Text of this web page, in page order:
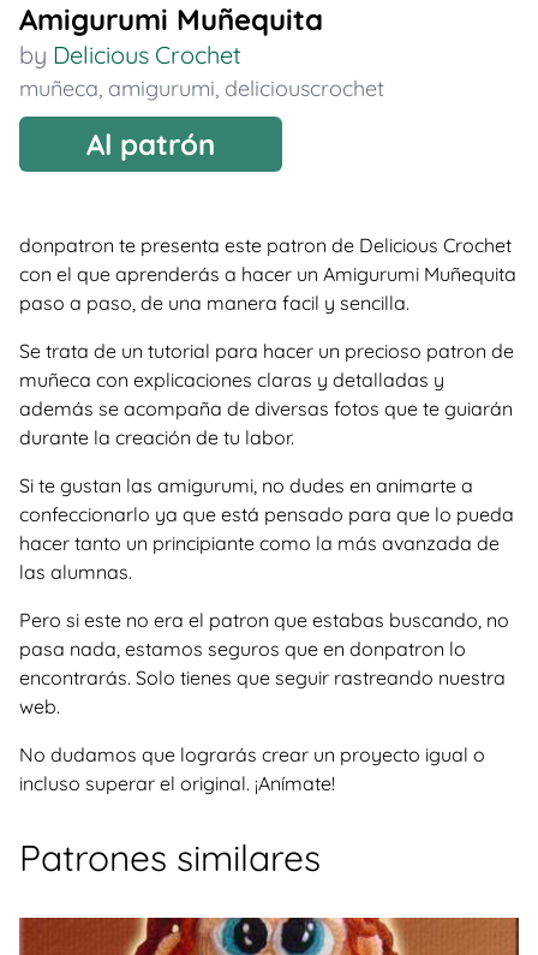
Amigurumi Muñequita
by Delicious Crochet
muñeca, amigurumi, deliciouscrochet
Al patrón
donpatron te presenta este patron de Delicious Crochet
con el que aprenderás a hacer un Amigurumi Muñequita
paso a paso, de una manera facil y sencilla.
Se trata de un tutorial para hacer un precioso patron de
muñeca con explicaciones claras y detalladas y
además se acompaña de diversas fotos que te guiarán
durante la creación de tu labor.
Si te gustan las amigurumi, no dudes en animarte a
confeccionarlo ya que está pensado para que lo pueda
hacer tanto un principiante como la más avanzada de
las alumnas.
Pero si este no era el patron que estabas buscando, no
pasa nada, estamos seguros que en donpatron lo
encontrarás. Solo tienes que seguir rastreando nuestra
web.
No dudamos que lograrás crear un proyecto igual o
incluso superar el original. ¡Anímate!
Patrones similares